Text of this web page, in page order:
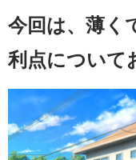
今回は、薄く
利点について